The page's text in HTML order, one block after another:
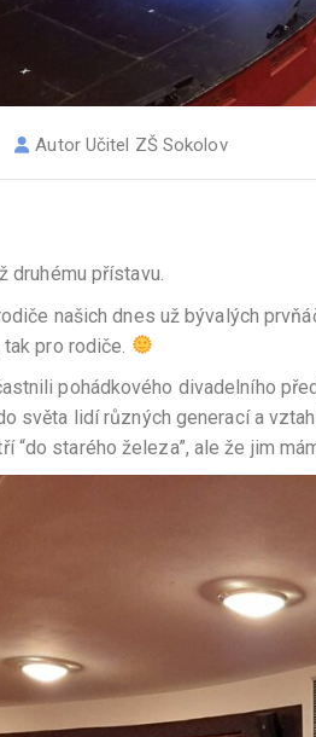
Autor Učitel ZŠ Sokolov
druhému přístavu.
našich dnes už bývalých
pro rodiče.
pohádkového divadelního
světa lidí různých generací a
“do starého železa”, ale že jim